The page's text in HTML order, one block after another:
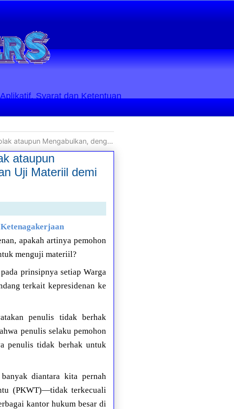
Syarat dan Ketentuan
Uji Materiil demi Mengejar Kuantitas Putusan, Bukan Kualitas
ataupun
Uji Materiil demi
apakah artinya pemohon
menguji materiil?
prinsipnya setiap Warga
terkait kepresidenan ke
penulis tidak berhak
penulis selaku pemohon
penulis tidak berhak untuk
diantara kita pernah
(PKWT)—tidak terkecuali
kantor hukum besar di